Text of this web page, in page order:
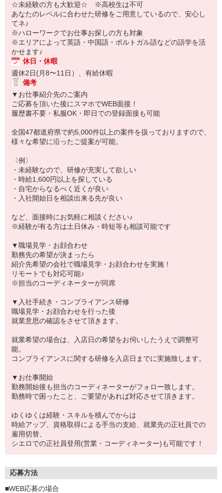
☆未経験の方も大歓迎☆ ※高校生は不可
あなたのレベルに合わせた研修をご用意しているので、安心し
てネ♪
※ハローワークでお仕事お探しの方も対象
※エリアによって英語・中国語・ポルトガル語などの語学を活
かせます♪
休日・休暇
週休2日(月8〜11日）、有給休暇
備考
▼お仕事紹介先のご案内
ご応募を頂いた後にスマホでWEB面接！
履歴書不要・私服OK・即日での登録面接も可能
全国47都道府県で約5,000件以上の案件を扱っておりますので、
様々な希望に沿ったご提案が可能。
〈例〉
・未経験なので、研修が充実して欲しい
・時給1,600円以上を探している
・自宅からなるべく近くが良い
・入社開始日を相談出来る先が良い
など、面接時にお気軽に相談ください♪
※経験が有る方は土日休み・時短等も相談可能です
▼職場見学・お顔合わせ
勤務先の希望が決まったら
紹介先希望の会社で職場見学・お顔合わせを実施！
リモートでも対応可能♪
※担当のコーディネーターが同席
▼入社手続き・コンプライアンス研修
職場見学・お顔合わせを行った後
就業意思の確認をさせて頂きます。
就業希望の場合は、入店日の希望をお伺いしたうえで調整可
能。
コンプライアンスに関する研修を入店日までに実施致します。
▼お仕事開始
勤務開始後も担当のコーディネーターがフォロー致します。
勤務時で困ったこと、ご要望があれば対応させて頂きます。
ゆくゆくは経験・スキルを積んでからは
時給アップ、資格取得による手当の支給、就業先の正社員での
雇用切替、
シエロでの正社員登用(営業・コーディネーター)も可能です！
応募方法
■WEB応募の場合